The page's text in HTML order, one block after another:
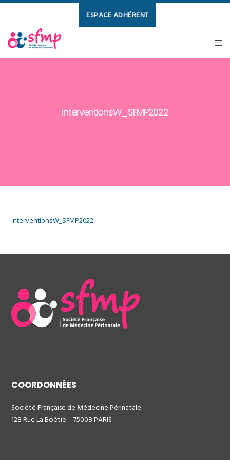
ESPACE ADHÉRENT
interventionsW_SFMP2022
interventionsW_SFMP2022
COORDONNÉES
Société Française de Médecine Périnatale
128 Rue La Boétie – 75008 PARIS